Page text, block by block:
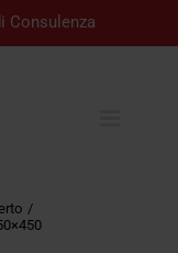
Consulenza